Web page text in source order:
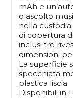
mAh e
o ascolto
nella
di copertura
inclusi tre
dimensioni
La superficie
specchiata
plastica liscia.
Disponibili in